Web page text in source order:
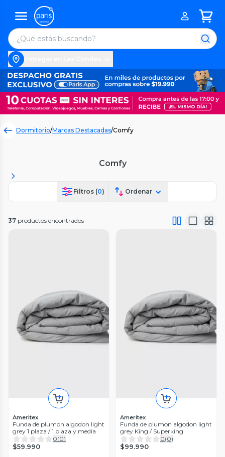
Dormitorio/Marcas Destacadas/Comfy
Comfy
Filtros (0) Ordenar
37 productos encontrados
Ameritex
Funda de plumon algodon light
grey 1 plaza / 1 plaza y media
0(0)
$59.990
Ameritex
Funda de plumon algodon light
grey King / Superking
0(0)
$99.990